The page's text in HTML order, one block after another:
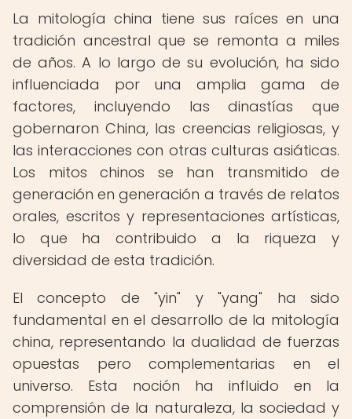
La mitología china tiene sus raíces en una
tradición ancestral que se remonta a miles
de años. A lo largo de su evolución, ha sido
influenciada por una amplia gama de
factores, incluyendo las dinastías que
gobernaron China, las creencias religiosas, y
las interacciones con otras culturas asiáticas.
Los mitos chinos se han transmitido de
generación en generación a través de relatos
orales, escritos y representaciones artísticas,
lo que ha contribuido a la riqueza y
diversidad de esta tradición.
El concepto de "yin" y "yang" ha sido
fundamental en el desarrollo de la mitología
china, representando la dualidad de fuerzas
opuestas pero complementarias en el
universo. Esta noción ha influido en la
comprensión de la naturaleza, la sociedad y